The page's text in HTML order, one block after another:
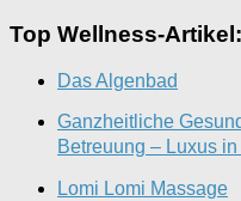
Top Wellness-Artikel:
Das Algenbad
Ganzheitliche
Betreuung – Luxus
Lomi Lomi Massage